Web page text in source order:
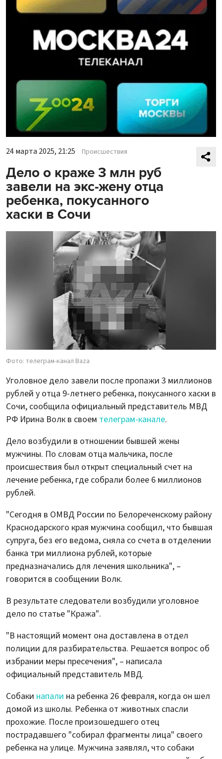
24 марта 2025, 21:25 Происшествия
Дело о краже 3 млн руб
завели на экс-жену отца
ребенка, покусанного
хаски в Сочи
Фото: телеграм-канал Baza
Уголовное дело завели после пропажи 3 миллионов
рублей у отца 9-летнего ребенка, покусанного хаски в
Сочи, сообщила официальный представитель МВД
РФ Ирина Волк в своем телеграм-канале.
Дело возбудили в отношении бывшей жены
мужчины. По словам отца мальчика, после
происшествия был открыт специальный счет на
лечение ребенка, где собрали более 6 миллионов
рублей.
"Сегодня в ОМВД России по Белореченскому району
Краснодарского края мужчина сообщил, что бывшая
супруга, без его ведома, сняла со счета в отделении
банка три миллиона рублей, которые
предназначались для лечения школьника", –
говорится в сообщении Волк.
В результате следователи возбудили уголовное
дело по статье "Кража".
"В настоящий момент она доставлена в отдел
полиции для разбирательства. Решается вопрос об
избрании меры пресечения", – написала
официальный представитель МВД.
Собаки напали на ребенка 26 февраля, когда он шел
домой из школы. Ребенка от животных спасли
прохожие. После произошедшего отец
пострадавшего "собирал фрагменты лица" своего
ребенка на улице. Мужчина заявлял, что собаки